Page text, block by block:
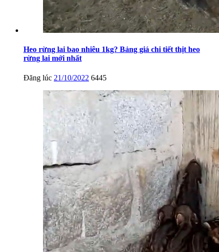
Heo rừng lai bao nhiêu 1kg? Bảng giá chi tiết thịt heo
rừng lai mới nhất
Đăng lúc 21/10/2022 6445